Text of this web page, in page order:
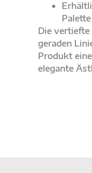
Die vertiefte
geraden
Produkt
elegante